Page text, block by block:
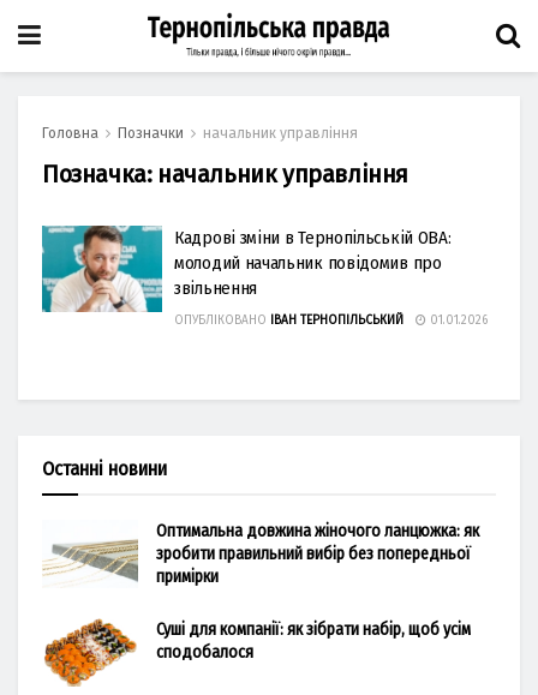
Головна Позначки начальник управління
Позначка: начальник управління
Кадрові зміни в Тернопільській ОВА:
молодий начальник повідомив про
звільнення
ОПУБЛІКОВАНО ІВАН ТЕРНОПІЛЬСЬКИЙ 01.01.2026
Останні новини
Оптимальна довжина жіночого ланцюжка: як
зробити правильний вибір без попередньої
примірки
Суші для компанії: як зібрати набір, щоб усім
сподобалося